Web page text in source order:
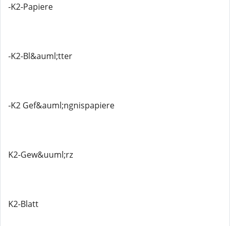
-K2-Papiere
-K2-Bl&auml;tter
-K2 Gef&auml;ngnispapiere
K2-Gew&uuml;rz
K2-Blatt